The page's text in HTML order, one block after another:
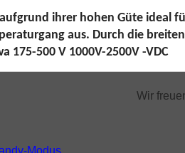
ihrer hohen Güte ideal
aus. Durch die
175-500 V 1000V-2500V -VDC
Wir
Modus